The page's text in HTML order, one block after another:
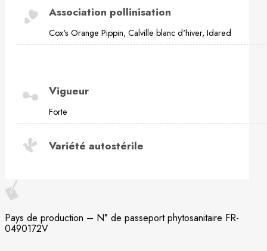
Association pollinisation
Cox's Orange Pippin, Calville blanc d'hiver, Idared
Vigueur
Forte
Variété autostérile
Pays de production – N° de passeport phytosanitaire FR-
0490172V